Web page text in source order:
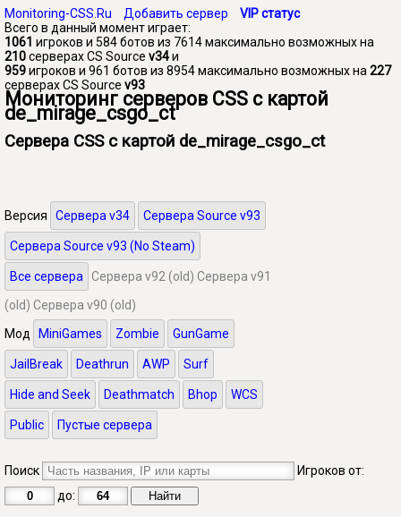
Monitoring-CSS.Ru Добавить сервер
VIP статус
Всего в данный момент играет:
1061 игроков и 584 ботов из 7614 максимально возможных на
210серверах CS Source v34и
959игроков и 961 ботов из 8954 максимально возможных на 227
серверах CS Source v93
Мониторинг серверов CSS с картой
de_mirage_csgo_ct
Сервера CSS с картой de_mirage_csgo_ct
Версия Сервера v34 Сервера Source v93
Сервера Source v93 (No Steam)
Все сервера Сервера v92 (old) Сервера v91
(old) Сервера v90 (old)
Мод
MiniGames Zombie GunGame
JailBreak Deathrun AWP Surf
Hide and Seek Deathmatch Bhop WCS
Public Пустые сервера
Поиск
Игроков от:
до: